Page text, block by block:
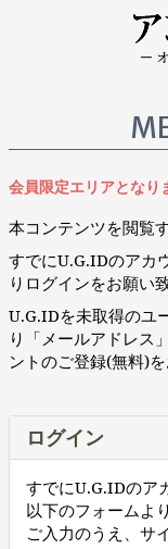
会員限定エリアとなり
本コンテンツを閲覧
すでにU.G.IDのアカ
りログインをお願い
U.G.IDを未取得のユ
り「メールアドレス
ントのご登録(無料)を
ログイン
すでにU.G.IDのア
以下のフォームよ
ご入力のうえ、サ